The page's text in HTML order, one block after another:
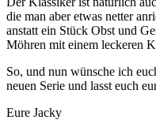
die man aber etwas netter
anstatt ein Stück Obst und
Möhren mit einem leckeren
So, und nun wünsche ich
neuen Serie und lasst euch
Eure Jacky